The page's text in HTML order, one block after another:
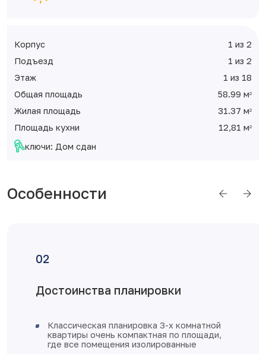
Корпус
1 из 2
Подъезд
1 из 2
Этаж
1 из 18
Общая площадь
58.99 м2
Жилая площадь 31.37 м2
Площадь кухни 12,81 м2
ключи: Дом сдан
Особенности
х комнатной
по площади,
Отделка от
железная входная дверь
увеличенное остекление,
пластиковые с